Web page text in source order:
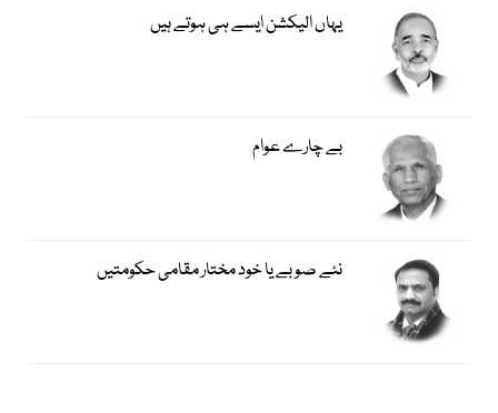
یہاں الیکشن ایسے ہی ہوتے ہیں
بے چارے عوام
نئے صوبے یا خود مختار مقامی حکومتیں